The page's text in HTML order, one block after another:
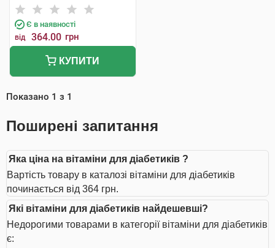
Є в наявності
від 364.00 грн
КУПИТИ
Показано 1 з 1
Поширені запитання
Яка ціна на вітаміни для діабетиків ?
Вартість товару в каталозі вітаміни для діабетиків
починається від 364 грн.
Які вітаміни для діабетиків найдешевші?
Недорогими товарами в категорії вітаміни для діабетиків
є: